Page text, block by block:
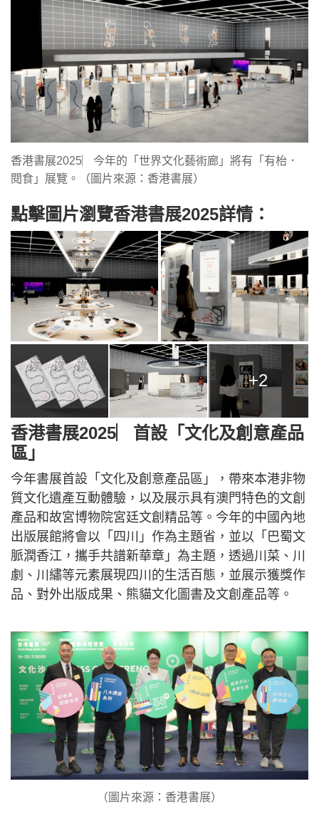
香港書展2025︳今年的「世界文化藝術廊」將有「有枱．
閱食」展覽。（圖片來源：香港書展）
點擊圖片瀏覽香港書展2025詳情：
+2
香港書展2025︳首設「文化及創意產品
區」
今年書展首設「文化及創意產品區」，帶來本港非物
質文化遺產互動體驗，以及展示具有澳門特色的文創
產品和故宮博物院宮廷文創精品等。今年的中國內地
出版展館將會以「四川」作為主題省，並以「巴蜀文
脈潤香江，攜手共譜新華章」為主題，透過川菜、川
劇、川繡等元素展現四川的生活百態，並展示獲獎作
品、對外出版成果、熊貓文化圖書及文創產品等。
（圖片來源：香港書展）